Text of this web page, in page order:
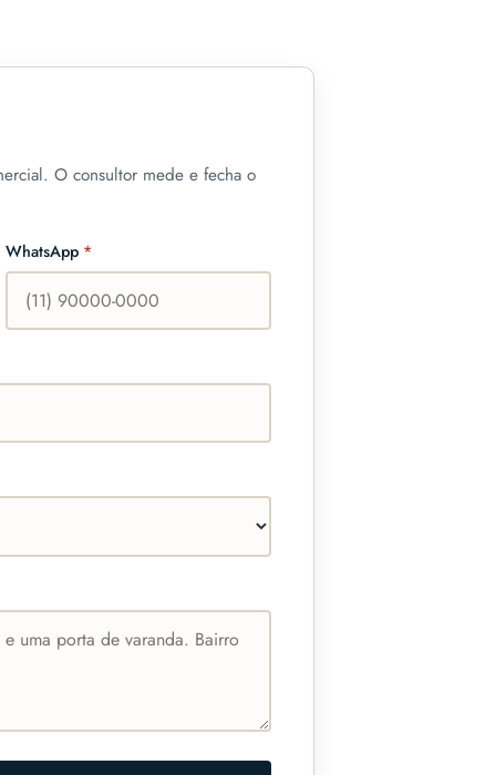
O consultor mede e fecha o
WhatsApp *